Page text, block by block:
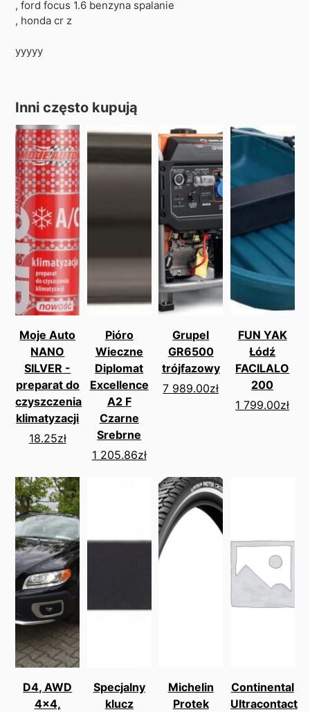
, ford focus 1.6 benzyna spalanie
, honda cr z
yyyyy
Inni często kupują
Moje Auto
NANO
SILVER -
preparat do
czyszczenia
klimatyzacji
18.25zł
Pióro
Wieczne
Diplomat
Excellence
A2 F
Czarne
Srebrne
1 205.86zł
Grupel
GR6500
trójfazowy
7 989.00zł
FUN YAK
Łódź
FACILALO
200
1 799.00zł
D4, AWD
4x4,
Specjalny
klucz
Michelin
Protek
Continental
Ultracontact